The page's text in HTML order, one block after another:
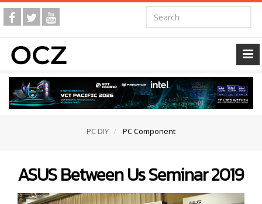
PC DIY PC Component
ASUS Between Us Seminar 2019